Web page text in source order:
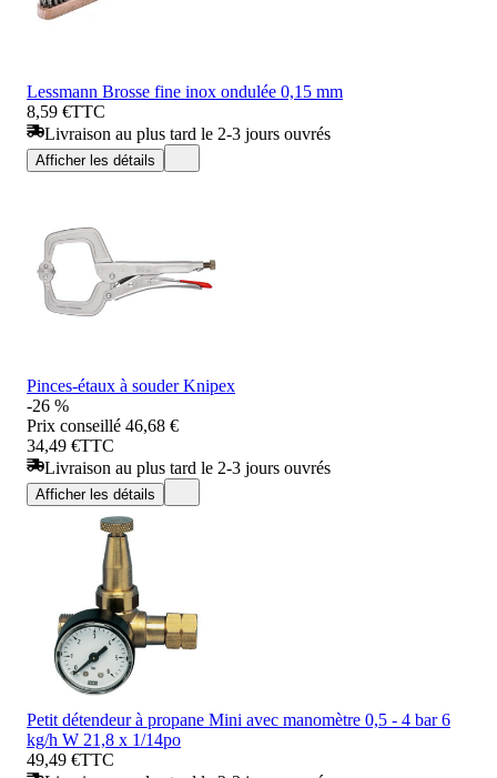
Lessmann Brosse fine inox ondulée 0,15 mm
8,59 €TTC
Livraison au plus tard le 2-3 jours ouvrés
Afficher les détails
Pinces-étaux à souder Knipex
-26 %
Prix conseillé 46,68 €
34,49 €TTC
Livraison au plus tard le 2-3 jours ouvrés
Afficher les détails
Petit détendeur à propane Mini avec manomètre 0,5 - 4 bar 6
kg/h W 21,8 x 1/14po
49,49 €TTC